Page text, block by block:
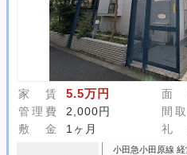
家 賃 5.5万円 面
管理費
2,000円 間
敷 金
1ヶ月 礼
小田急小田原線